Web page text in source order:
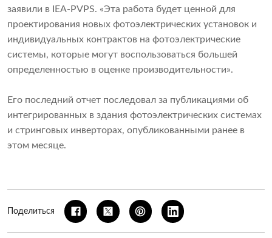
заявили в IEA-PVPS. «Эта работа будет ценной для
проектирования новых фотоэлектрических установок и
индивидуальных контрактов на фотоэлектрические
системы, которые могут воспользоваться большей
определенностью в оценке производительности».
Его последний отчет последовал за публикациями об
интегрированных в здания фотоэлектрических системах
и стринговых инверторах, опубликованными ранее в
этом месяце.
Поделиться